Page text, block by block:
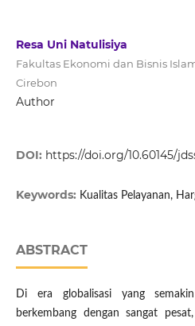
Resa Uni Natulisiya
Fakultas Ekonomi dan Bisnis
Cirebon
Author
DOI: https://doi.org/10.60145/
Keywords: Kualitas Pelayanan,
ABSTRACT
Di era globalisasi yang
berkembang dengan sangat